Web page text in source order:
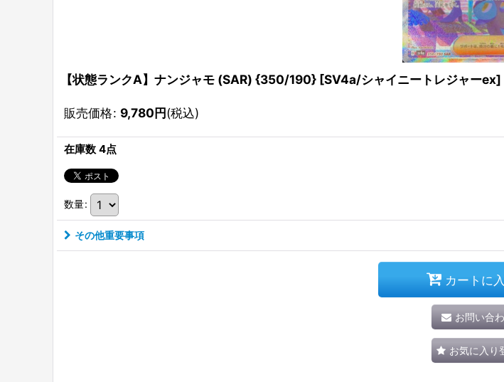
【状態ランクA】ナンジャモ (SAR) {350/190} [SV4a/シャイニートレジャー
販売価格: 9,780円(税込)
在庫数 4点
数量:
その他重要事項
カートに
お問い合
お気に入り